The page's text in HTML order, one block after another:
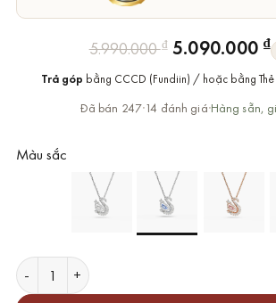
5.990.000₫ Giá
gốc
là:
5.090.000 ₫
Giá
hiện
tại
là:
Trả góp bằng CCCD (Fundiin) / hoặc bằng
Đã bán 247·14 đánh giá·Hàng sẵn,
Màu sắc
Dây Chuyền Swarovski Thiên Nga Bay